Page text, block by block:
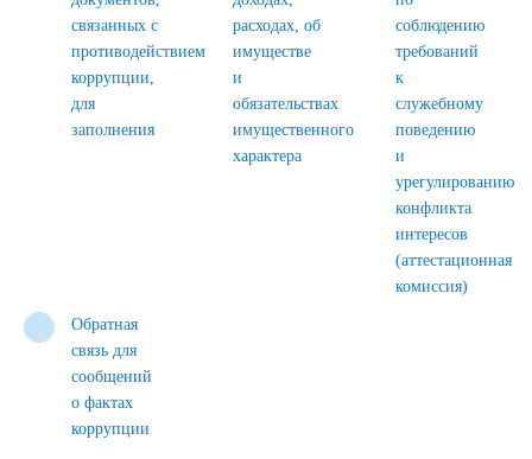
связанных с
противодействием
коррупции,
для
заполнения
расходах, об
имуществе
и
обязательствах
имущественного
характера
соблюдению
требований
к
служебному
поведению
и
урегулированию
конфликта
интересов
(аттестационная
комиссия)
Обратная
связь для
сообщений
о фактах
коррупции